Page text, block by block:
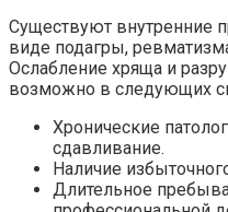
Существуют внутренние
виде подагры,
Ослабление хряща и
возможно в следующих
Хронические
сдавливание.
Наличие
Длительное